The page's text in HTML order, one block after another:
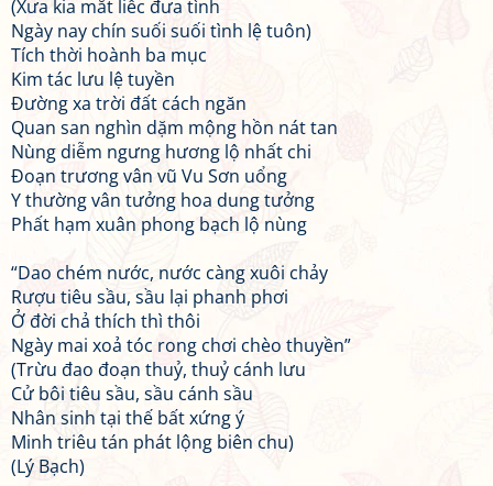
(Xưa kia mắt liếc đưa tình
Ngày nay chín suối suối tình lệ tuôn)
Tích thời hoành ba mục
Kim tác lưu lệ tuyền
Đường xa trời đất cách ngăn
Quan san nghìn dặm mộng hồn nát tan
Nùng diễm ngưng hương lộ nhất chi
Đoạn trương vân vũ Vu Sơn uổng
Y thường vân tưởng hoa dung tưởng
Phất hạm xuân phong bạch lộ nùng
“Dao chém nước, nước càng xuôi chảy
Rượu tiêu sầu, sầu lại phanh phơi
Ở đời chả thích thì thôi
Ngày mai xoả tóc rong chơi chèo thuyền”
(Trừu đao đoạn thuỷ, thuỷ cánh lưu
Cử bôi tiêu sầu, sầu cánh sầu
Nhân sinh tại thế bất xứng ý
Minh triêu tán phát lộng biên chu)
(Lý Bạch)